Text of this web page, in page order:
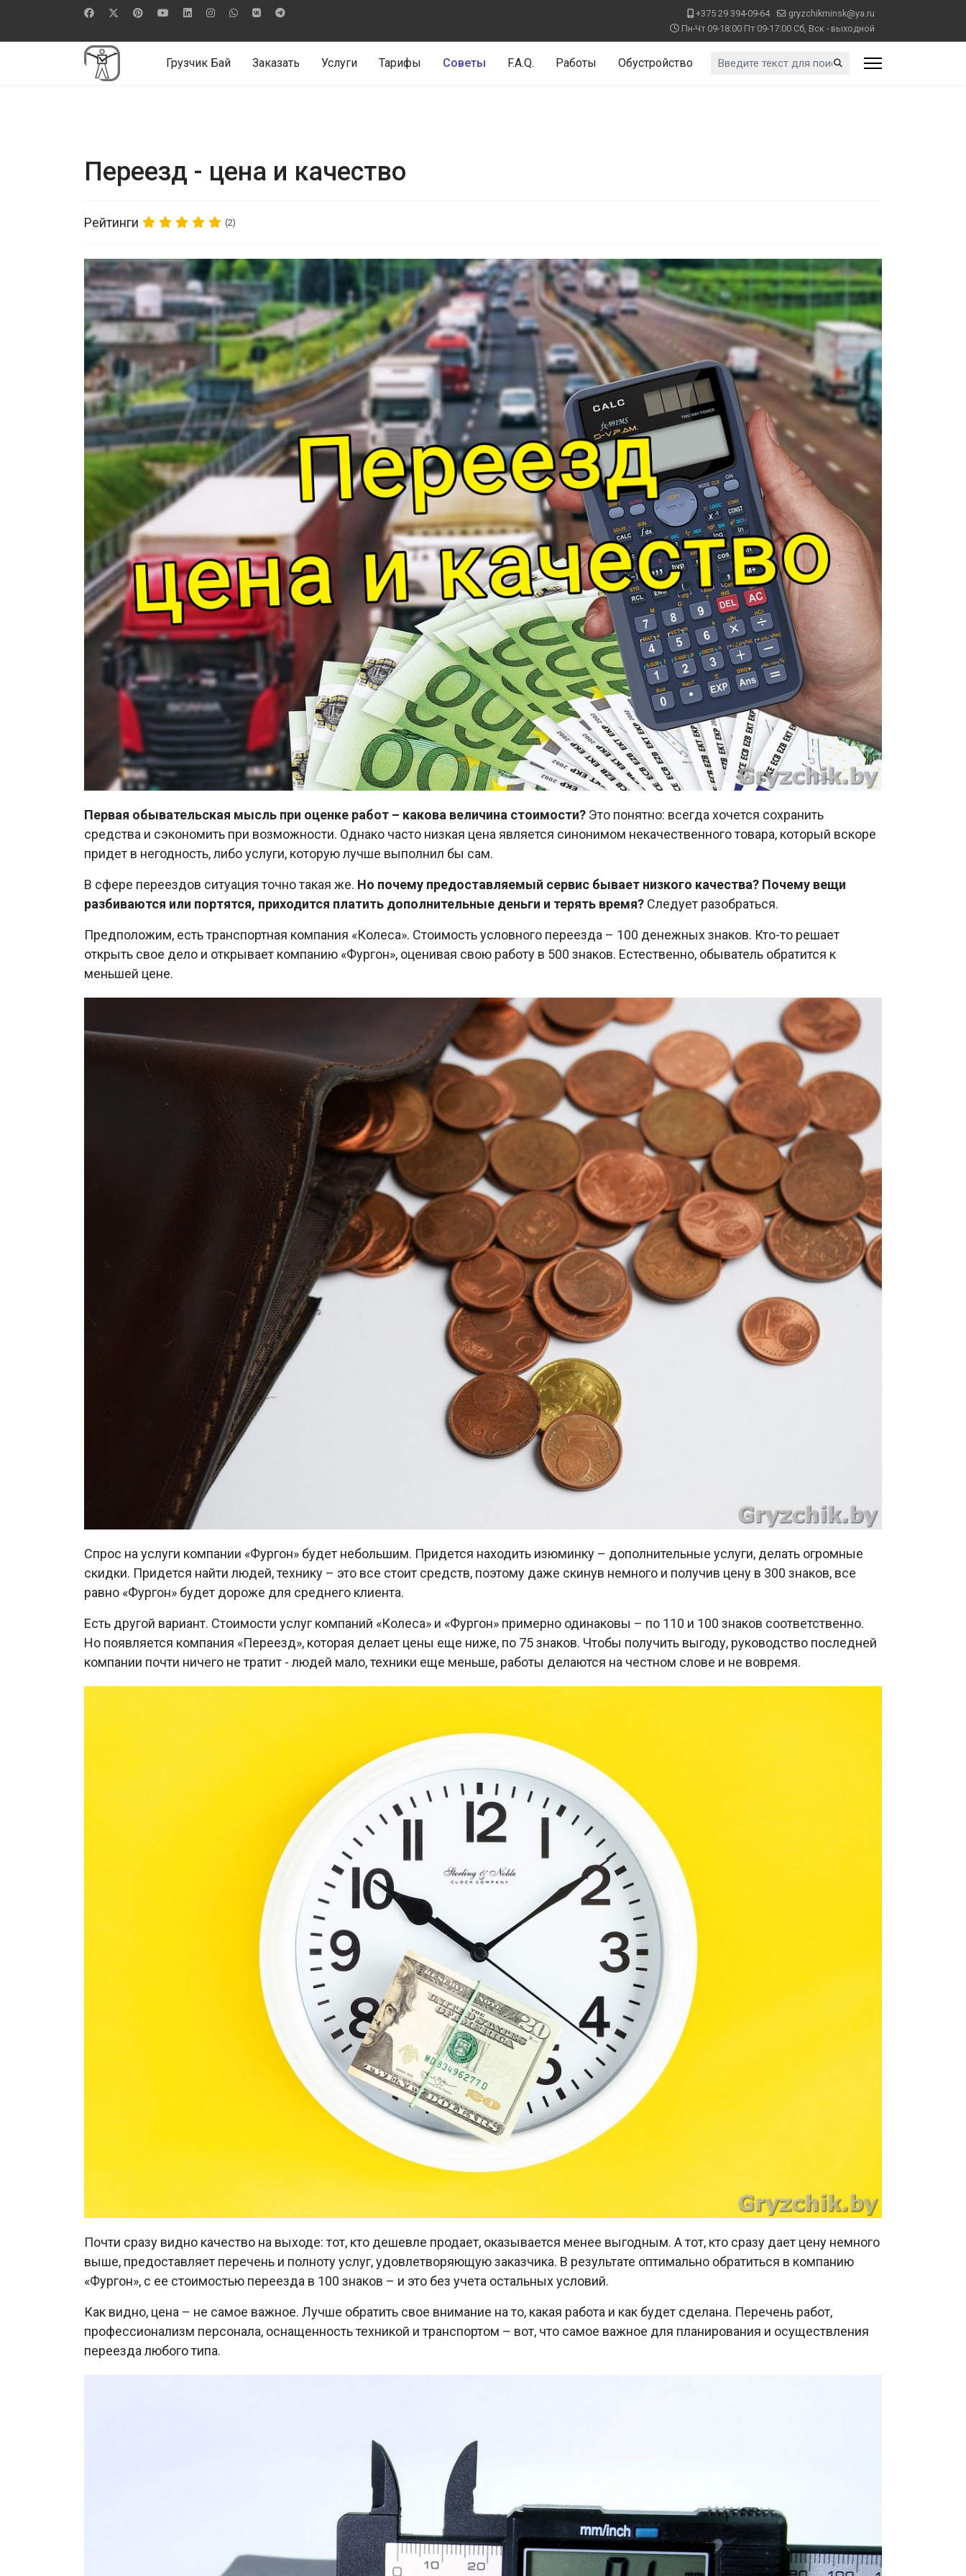
+375 29 394-09-64
gryzchikminsk@ya.ru
Пн-Чт 09-18:00 Пт 09-17:00 Сб, Вск - выходной
Грузчик Бай Заказать Услуги Тарифы Советы F.A.Q. Работы Обустройство Искать...
Переезд - цена и качество
Рейтинги (2)
Первая обывательская мысль при оценке работ – какова величина стоимости? Это понятно: всегда хочется сохранить
средства и сэкономить при возможности. Однако часто низкая цена является синонимом некачественного товара, который вскоре
придет в негодность, либо услуги, которую лучше выполнил бы сам.
В сфере переездов ситуация точно такая же. Но почему предоставляемый сервис бывает низкого качества? Почему вещи
разбиваются или портятся, приходится платить дополнительные деньги и терять время? Следует разобраться.
Предположим, есть транспортная компания «Колеса». Стоимость условного переезда – 100 денежных знаков. Кто-то решает
открыть свое дело и открывает компанию «Фургон», оценивая свою работу в 500 знаков. Естественно, обыватель обратится к
меньшей цене.
Спрос на услуги компании «Фургон» будет небольшим. Придется находить изюминку – дополнительные услуги, делать огромные
скидки. Придется найти людей, технику – это все стоит средств, поэтому даже скинув немного и получив цену в 300 знаков, все
равно «Фургон» будет дороже для среднего клиента.
Есть другой вариант. Стоимости услуг компаний «Колеса» и «Фургон» примерно одинаковы – по 110 и 100 знаков соответственно.
Но появляется компания «Переезд», которая делает цены еще ниже, по 75 знаков. Чтобы получить выгоду, руководство последней
компании почти ничего не тратит - людей мало, техники еще меньше, работы делаются на честном слове и не вовремя.
Почти сразу видно качество на выходе: тот, кто дешевле продает, оказывается менее выгодным. А тот, кто сразу дает цену немного
выше, предоставляет перечень и полноту услуг, удовлетворяющую заказчика. В результате оптимально обратиться в компанию
«Фургон», с ее стоимостью переезда в 100 знаков – и это без учета остальных условий.
Как видно, цена – не самое важное. Лучше обратить свое внимание на то, какая работа и как будет сделана. Перечень работ,
профессионализм персонала, оснащенность техникой и транспортом – вот, что самое важное для планирования и осуществления
переезда любого типа.